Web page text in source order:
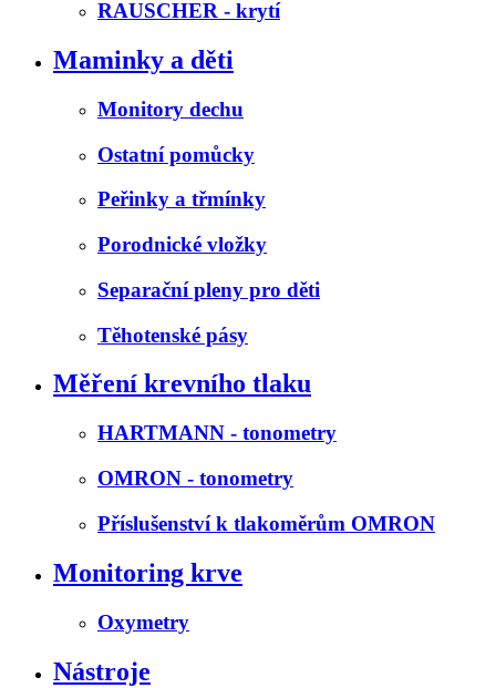
RAUSCHER - krytí
Maminky a děti
Monitory dechu
Ostatní pomůcky
Peřinky a třmínky
Porodnické vložky
Separační pleny pro děti
Těhotenské pásy
Měření krevního tlaku
HARTMANN - tonometry
OMRON - tonometry
Příslušenství k tlakoměrům OMRON
Monitoring krve
Oxymetry
Nástroje